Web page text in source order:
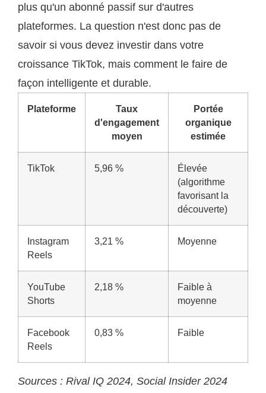
plus qu'un abonné passif sur d'autres
plateformes. La question n'est donc pas de
savoir si vous devez investir dans votre
croissance TikTok, mais comment le faire de
façon intelligente et durable.
Plateforme
Taux
d'engagement
moyen
Portée
organique
estimée
TikTok 5,96 %
Élevée
(algorithme
favorisant la
découverte)
Instagram
Reels
3,21 % Moyenne
YouTube
Shorts
2,18 %
Faible à
moyenne
Facebook
Reels
0,83 % Faible
Sources : Rival IQ 2024, Social Insider 2024